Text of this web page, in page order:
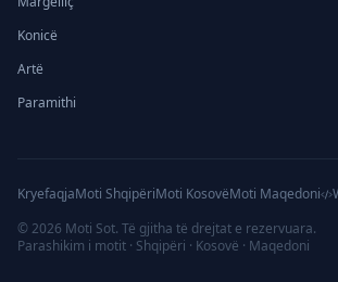
Konicë
Artë
Paramithi
KryefaqjaMoti ShqipëriMoti KosovëMoti Maqedoni
© 2026 Moti Sot. Të gjitha të drejtat e rezervuara.
Parashikim i motit · Shqipëri · Kosovë · Maqedoni